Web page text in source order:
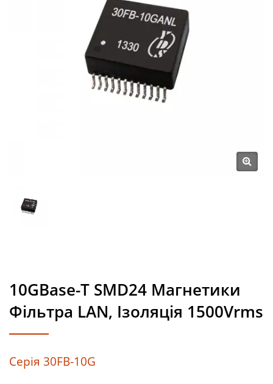
SCIENTIFIC CO., LTD.
10GBase-T SMD24 Магнетики
Фільтра LAN, Ізоляція 1500Vrms
Серія 30FB-10G